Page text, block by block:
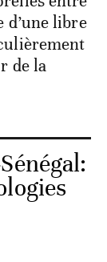
d’une libre
de la